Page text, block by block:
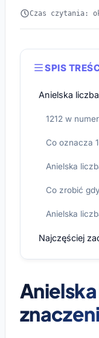
Czas czytania:
SPIS
Anielska
1212 w
Co oznacza
Anielska
Co zrobić
Anielska
Najczęściej
Anielska